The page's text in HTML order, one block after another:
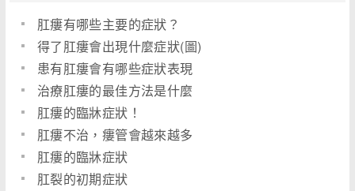
肛瘻有哪些主要的症狀？
得了肛瘻會出現什麼症狀(圖)
患有肛瘻會有哪些症狀表現
治療肛瘻的最佳方法是什麼
肛瘻的臨牀症狀！
肛瘻不治，瘻管會越來越多
肛瘻的臨牀症狀
肛裂的初期症狀